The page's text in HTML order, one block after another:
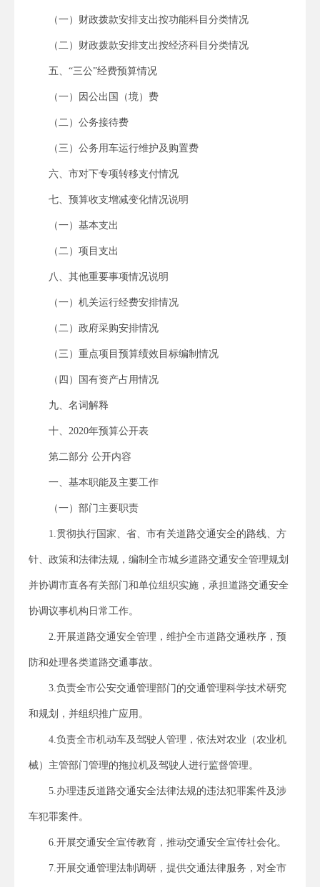
（一）财政拨款安排支出按功能科目分类情况
（二）财政拨款安排支出按经济科目分类情况
五、“三公”经费预算情况
（一）因公出国（境）费
（二）公务接待费
（三）公务用车运行维护及购置费
六、市对下专项转移支付情况
七、预算收支增减变化情况说明
（一）基本支出
（二）项目支出
八、其他重要事项情况说明
（一）机关运行经费安排情况
（二）政府采购安排情况
（三）重点项目预算绩效目标编制情况
（四）国有资产占用情况
九、名词解释
十、2020年预算公开表
第二部分 公开内容
一、基本职能及主要工作
（一）部门主要职责
1.贯彻执行国家、省、市有关道路交通安全的路线、方
针、政策和法律法规，编制全市城乡道路交通安全管理规划
并协调市直各有关部门和单位组织实施，承担道路交通安全
协调议事机构日常工作。
2.开展道路交通安全管理，维护全市道路交通秩序，预
防和处理各类道路交通事故。
3.负责全市公安交通管理部门的交通管理科学技术研究
和规划，并组织推广应用。
4.负责全市机动车及驾驶人管理，依法对农业（农业机
械）主管部门管理的拖拉机及驾驶人进行监督管理。
5.办理违反道路交通安全法律法规的违法犯罪案件及涉
车犯罪案件。
6.开展交通安全宣传教育，推动交通安全宣传社会化。
7.开展交通管理法制调研，提供交通法律服务，对全市